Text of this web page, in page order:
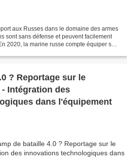
aux Russes dans le domaine des armes
sont sans défense et peuvent facilement
2020, la marine russe compte équiper ses
? Reportage sur le
Intégration des
dans l'équipement